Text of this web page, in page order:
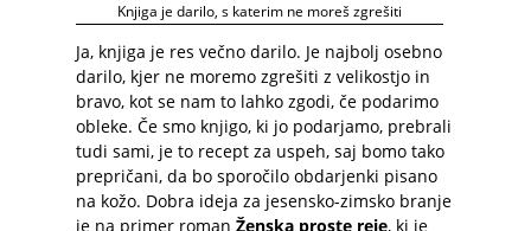
Knjiga je darilo, s katerim ne moreš zgrešiti
Ja, knjiga je res večno darilo. Je najbolj osebno
darilo, kjer ne moremo zgrešiti z velikostjo in
bravo, kot se nam to lahko zgodi, če podarimo
obleke. Če smo knjigo, ki jo podarjamo, prebrali
tudi sami, je to recept za uspeh, saj bomo tako
prepričani, da bo sporočilo obdarjenki pisano
na kožo. Dobra ideja za jesensko-zimsko branje
je na primer roman Ženska proste reje, ki je